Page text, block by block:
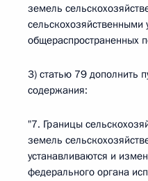
земель
общераспространенных
3) статью 79 дополнить
содержания:
"7. Границы
земель
устанавливаются и
федерального органа